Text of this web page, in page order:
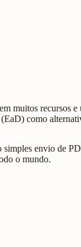
muitos recursos
como
envio de
o mundo.